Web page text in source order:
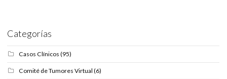
Categorías
Casos Clínicos (95)
Comité de Tumores Virtual (6)